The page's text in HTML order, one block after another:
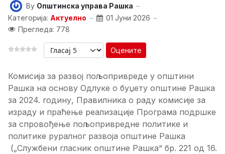
By Општинска управа Рашка
Категорија: Актуелно
01 Јуни 2026
Прегледа: 778
Оцените
Комисија за развој пољопривреде у општини
Рашка на основу Одлуке о буџету општине Рашка
за 2024. годину, Правилника о раду комисије за
израду и праћење реализације Програма подршке
за спровођење пољопривредне политике и
политике руралног развоја општине Рашка
(„Службени гласник општине Рашка“ бр. 221 од 16.